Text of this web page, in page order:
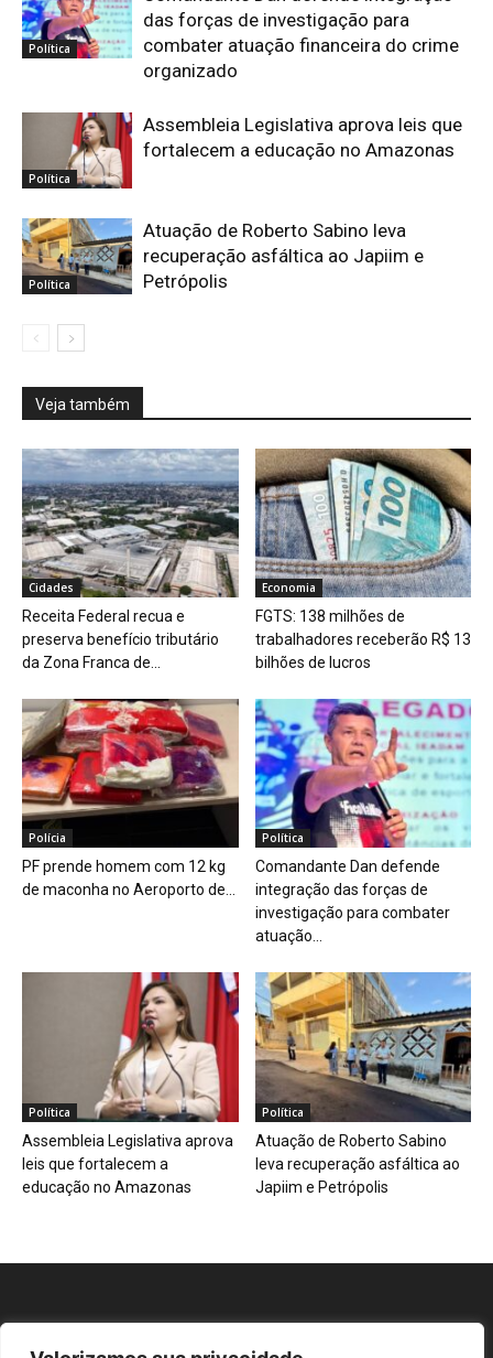
Política
das forças de investigação para
combater atuação financeira do crime
organizado
Política
Assembleia Legislativa aprova leis que
fortalecem a educação no Amazonas
Política
Atuação de Roberto Sabino leva
recuperação asfáltica ao Japiim e
Petrópolis
Veja também
Cidades
Receita Federal recua e
preserva benefício tributário
da Zona Franca de...
Economia
FGTS: 138 milhões de
trabalhadores receberão R$ 13
bilhões de lucros
Polícia
PF prende homem com 12 kg
de maconha no Aeroporto de...
Política
Comandante Dan defende
integração das forças de
investigação para combater
atuação...
Política
Assembleia Legislativa aprova
leis que fortalecem a
educação no Amazonas
Política
Atuação de Roberto Sabino
leva recuperação asfáltica ao
Japiim e Petrópolis